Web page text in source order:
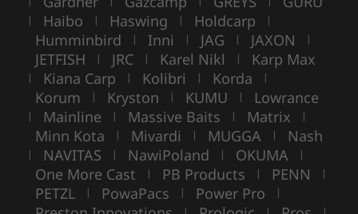
| Haibo | Haswing | Holdcarp |
Humminbird | Inni | JAG | JAXON |
JETFISH | JRC | Karel Nikl | Karp Max
| Kiana Carp | Kolibri | Korda |
Korum | Kryston | KUMU | Lowrance
| Mainline | Massive Baits | Matrix |
Minn Kota | Mivardi | MUGGA | Nash
| NAVITAS | NawiPoland | OKUMA |
One More Cast | PB Products | PENN |
PETZL | PowaPacs | Power Pro |